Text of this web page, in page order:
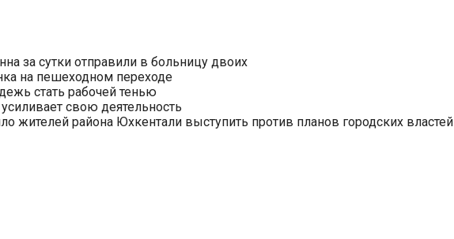
за сутки отправили в больницу двоих
на пешеходном переходе
стать рабочей тенью
свою деятельность
жителей района Юхкентали выступить против планов городских властей